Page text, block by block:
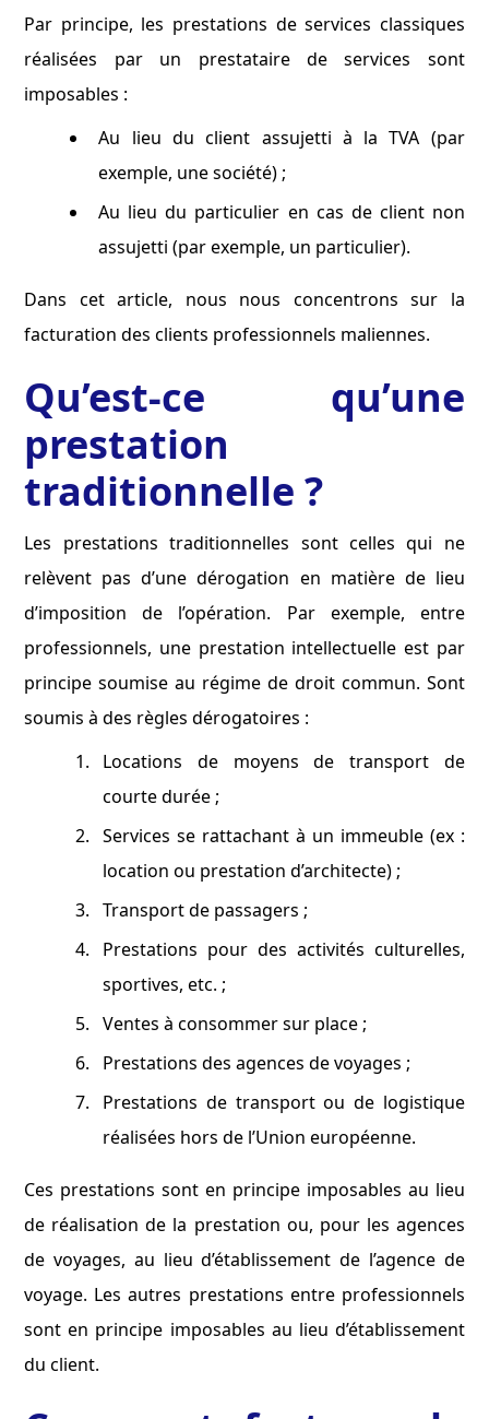
Par principe, les prestations de services classiques
réalisées par un prestataire de services sont
imposables :
Au lieu du client assujetti à la TVA (par
exemple, une société) ;
Au lieu du particulier en cas de client non
assujetti (par exemple, un particulier).
Dans cet article, nous nous concentrons sur la
facturation des clients professionnels maliennes.
Qu’est-ce qu’une
prestation
traditionnelle ?
Les prestations traditionnelles sont celles qui ne
relèvent pas d’une dérogation en matière de lieu
d’imposition de l’opération. Par exemple, entre
professionnels, une prestation intellectuelle est par
principe soumise au régime de droit commun. Sont
soumis à des règles dérogatoires :
Locations de moyens de transport de
courte durée ;
Services se rattachant à un immeuble (ex :
location ou prestation d’architecte) ;
Transport de passagers ;
Prestations pour des activités culturelles,
sportives, etc. ;
Ventes à consommer sur place ;
Prestations des agences de voyages ;
Prestations de transport ou de logistique
réalisées hors de l’Union européenne.
Ces prestations sont en principe imposables au lieu
de réalisation de la prestation ou, pour les agences
de voyages, au lieu d’établissement de l’agence de
voyage. Les autres prestations entre professionnels
sont en principe imposables au lieu d’établissement
du client.